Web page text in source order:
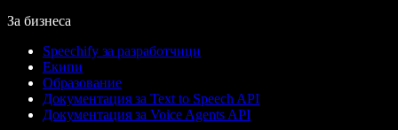
За бизнеса
Speechify за разработчици
Екипи
Образование
Документация за Text to Speech API
Документация за Voice Agents API